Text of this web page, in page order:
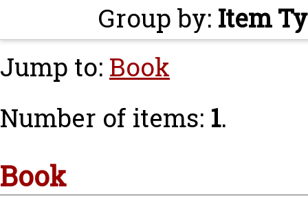
Group by: Item
Jump to: Book
Number of items: 1.
Book